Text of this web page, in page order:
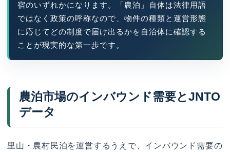
宿のいずれかになります。「農泊」自体は法律用語
ではなく政策の呼称なので、物件の種類と運営形態
に応じてどの制度で届け出るかを自治体に確認する
ことが現実的な第一歩です。
農泊市場のインバウンド需要とJNTO
データ
里山・農村民泊を運営するうえで、インバウンド需要の